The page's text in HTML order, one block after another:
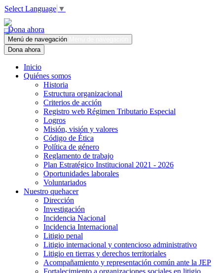
Select Language ▼
Dona ahora
Menú de navegación
Dona ahora
Inicio
Quiénes somos
Historia
Estructura organizacional
Criterios de acción
Registro web Régimen Tributario Especial
Logros
Misión, visión y valores
Código de Ética
Política de género
Reglamento de trabajo
Plan Estratégico Institucional 2021 - 2026
Oportunidades laborales
Voluntariados
Nuestro quehacer
Dirección
Investigación
Incidencia Nacional
Incidencia Internacional
Litigio penal
Litigio internacional y contencioso administrativo
Litigio en tierras y derechos territoriales
Acompañamiento y representación común ante la JEP